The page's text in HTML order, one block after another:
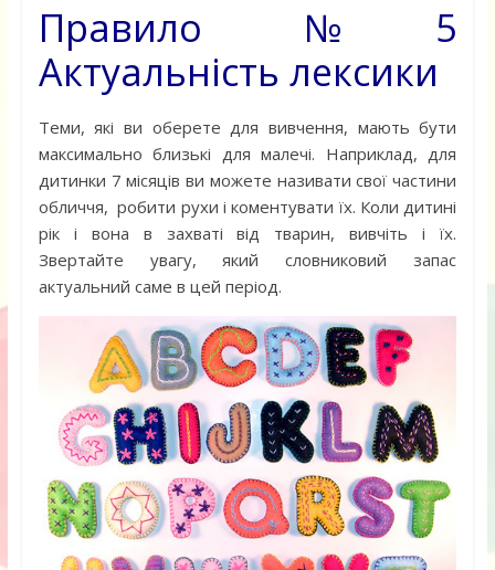
Правило №5
Актуальність лексики
Теми, які ви оберете для вивчення, мають бути
максимально близькі для малечі. Наприклад, для
дитинки 7 місяців ви можете називати свої частини
обличчя, робити рухи і коментувати їх. Коли дитині
рік і вона в захваті від тварин, вивчіть і їх.
Звертайте увагу, який словниковий запас
актуальний саме в цей період.